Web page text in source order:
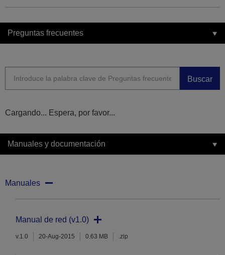
Preguntas frecuentes
Buscar
Cargando... Espera, por favor...
Manuales y documentación
Manuales
Manual de red (v1.0)
v.1.0 20-Aug-2015 0.63 MB .zip